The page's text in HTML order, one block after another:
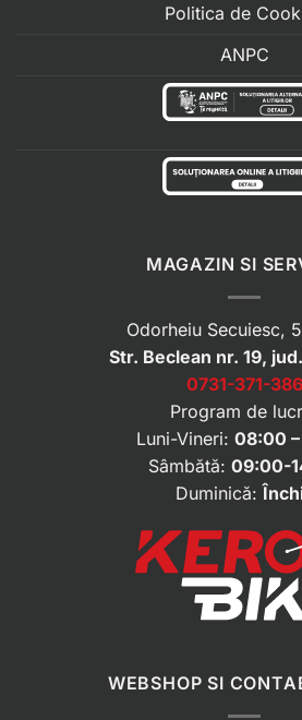
Politica de
ANPC
MAGAZIN SI
Odorheiu Secuiesc,
Str. Beclean nr. 19,
0731-371-386
Program de
Luni-Vineri: 08:00
Sâmbătă: 09:00-
Duminică:
WEBSHOP SI